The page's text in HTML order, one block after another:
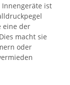
ist
eine der
macht sie
oder